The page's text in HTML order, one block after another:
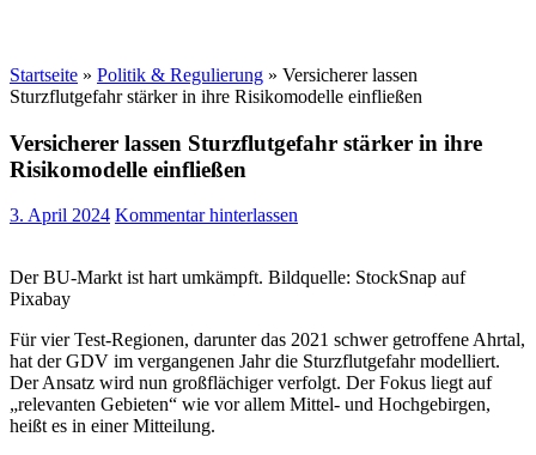
Startseite » Politik & Regulierung » Versicherer lassen
Sturzflutgefahr stärker in ihre Risikomodelle einfließen
Versicherer lassen Sturzflutgefahr stärker in ihre
Risikomodelle einfließen
3. April 2024 Kommentar hinterlassen
Der BU-Markt ist hart umkämpft. Bildquelle: StockSnap auf
Pixabay
Für vier Test-Regionen, darunter das 2021 schwer getroffene Ahrtal,
hat der GDV im vergangenen Jahr die Sturzflutgefahr modelliert.
Der Ansatz wird nun großflächiger verfolgt. Der Fokus liegt auf
„relevanten Gebieten“ wie vor allem Mittel- und Hochgebirgen,
heißt es in einer Mitteilung.